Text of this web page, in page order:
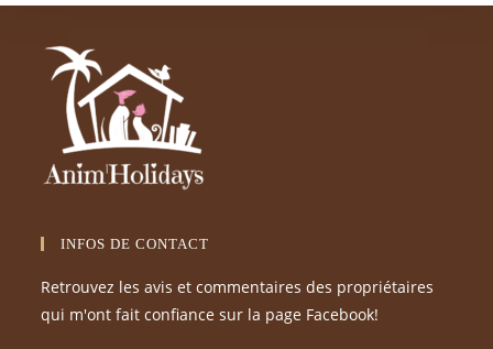
INFOS DE CONTACT
Retrouvez les avis et commentaires des propriétaires
qui m'ont fait confiance sur la page Facebook!